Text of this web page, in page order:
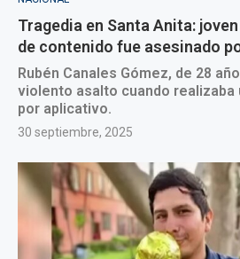
Tragedia en Santa Anita:
de contenido fue asesinado
Rubén Canales Gómez, de 28
violento asalto cuando realizaba
por aplicativo.
30 septiembre, 2025